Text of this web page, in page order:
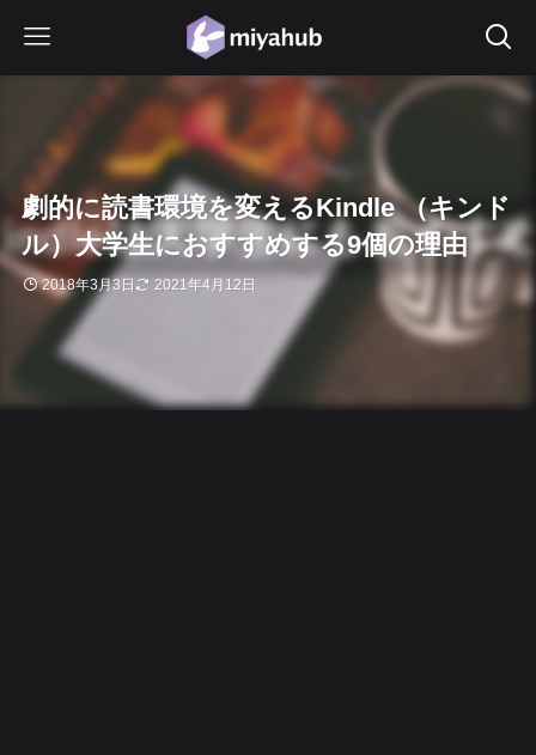
劇的に読書環境を変えるKindle （キンド
ル）大学生におすすめする9個の理由
2018年3月3日 2021年4月12日